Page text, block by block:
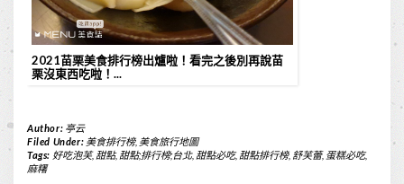
2021苗栗美食排行榜出爐啦！看完之後別再說苗
栗沒東西吃啦！...
Author: 亭云
Filed Under: 美食排行榜, 美食旅行地圖
Tags: 好吃泡芙, 甜點, 甜點;排行榜;台北, 甜點必吃, 甜點排行榜, 舒芙蕾, 蛋糕必吃,
麻糬